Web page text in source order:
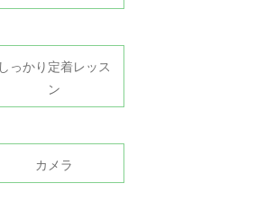
しっかり定着レッス
ン
カメラ